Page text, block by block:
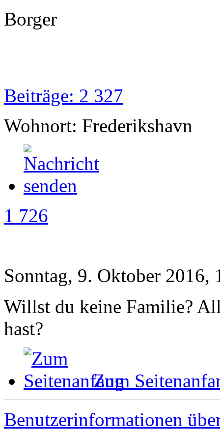
Borger
Beiträge: 2 327
Wohnort: Frederikshavn
1 726
Sonntag, 9. Oktober 2016,
Willst du keine Familie?
hast?
Zum
Benutzerinformationen